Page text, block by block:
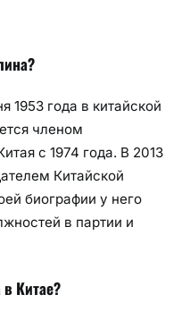
1953 года в китайской
членом
с 1974 года. В 2013
Китайской
биографии у него
в партии и
Китае?